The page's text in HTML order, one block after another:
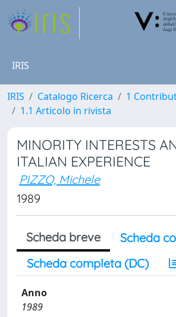
IRIS
IRIS Catalogo Ricerca
1
1.1 Articolo in rivista
MINORITY INTERESTS
ITALIAN EXPERIENCE
PIZZO, Michele
1989
Scheda breve
Scheda
Scheda completa (DC)
Anno
1989